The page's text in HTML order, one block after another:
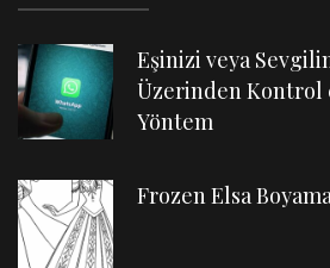
Eşinizi veya
Üzerinden Kontrol
Yöntem
Frozen Elsa